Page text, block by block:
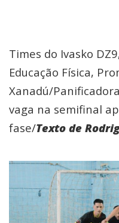
Times do Ivasko
Educação Física,
Xanadú/
vaga na semifinal
fase/Texto de